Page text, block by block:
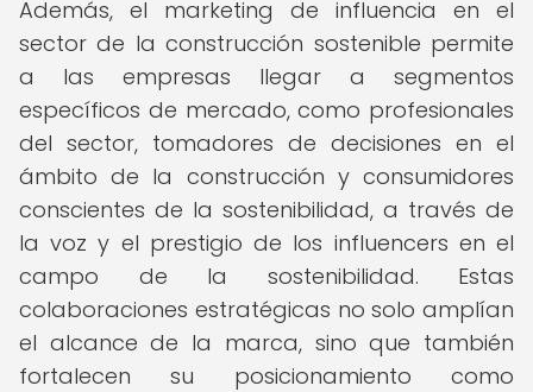
Además, el marketing de influencia en el
sector de la construcción sostenible permite
a las empresas llegar a segmentos
específicos de mercado, como profesionales
del sector, tomadores de decisiones en el
ámbito de la construcción y consumidores
conscientes de la sostenibilidad, a través de
la voz y el prestigio de los influencers en el
campo de la sostenibilidad. Estas
colaboraciones estratégicas no solo amplían
el alcance de la marca, sino que también
fortalecen su posicionamiento como